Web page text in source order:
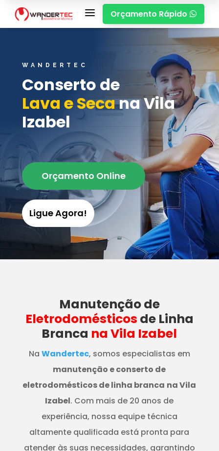
a Orçamento Rápido 
WANDERTEC
Conserto de
Lava e Secana Vila
Izabel
Orçamento Online
Ligue Agora!
Manutençãode
Eletrodomésticos de Linha
Branca na Vila Izabel
Na Wandertec, somos especialistas em
manutenção e conserto de
eletrodomésticos de linha branca na Vila
Izabel. Com mais de 20 anos de
experiência, nossa equipe técnica
altamente qualificada está pronta para
atender às suas necessidades, garantindo